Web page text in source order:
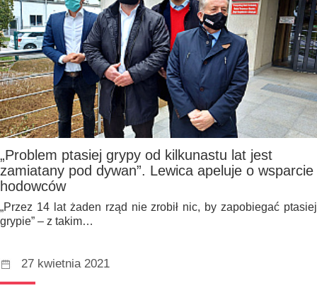
„Problem ptasiej grypy od kilkunastu lat jest
zamiatany pod dywan”. Lewica apeluje o wsparcie
hodowców
„Przez 14 lat żaden rząd nie zrobił nic, by zapobiegać ptasiej
grypie” – z takim…
27 kwietnia 2021